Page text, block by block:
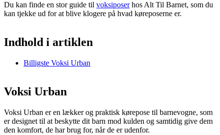
Du kan finde en stor guide til voksiposerhos Alt Til Barnet, som du
kan tjekke ud for at blive klogere på hvad køreposerne er.
Indhold i artiklen
Billigste Voksi Urban
Voksi Urban
Voksi Urban er en lækker og praktisk kørepose til barnevogne, som
er designet til at beskytte dit barn mod kulden og samtidig give dem
den komfort, de har brug for, når de er udenfor.